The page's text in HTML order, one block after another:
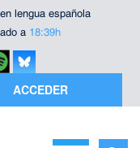
lengua española
a 18:39h
ACCEDER